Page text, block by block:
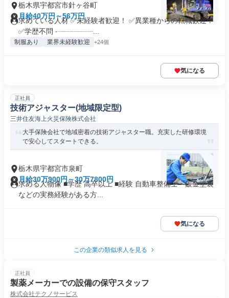
栃木県宇都宮市針ヶ谷町
月給40万円～56万円
求めている人材 ✅未経験者歓迎！ ✅異業種からの転職歓迎！
✅学歴不問 ‧┈┈┈┈┈...
制服あり 業界未経験歓迎 +24個
気になる
正社員
技術アジャスター(地域限定型)
三井住友海上火災保険株式会社
大手保険会社で地域密着の技術アジャスター職。充実した研修環境
で安心してスタートできる。
栃木県宇都宮市泉町
月給30万900円～30万7800円
求める人物像 ■学歴 高卒以上 ■経験 自動車整備士・鈑金塗装
などの実務経験がある方...
気になる
この企業の類似求人を見る
正社員
製薬メーカーでの設備の保守スタッフ
株式会社テクノサービス